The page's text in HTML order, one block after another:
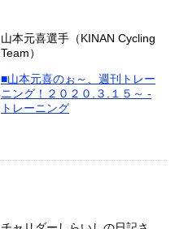
山本元喜選手（KINAN Cycling
Team）
■山本元喜のぉ～、週刊トレー
ニング！２０２０.３.１５～ -
トレーニング